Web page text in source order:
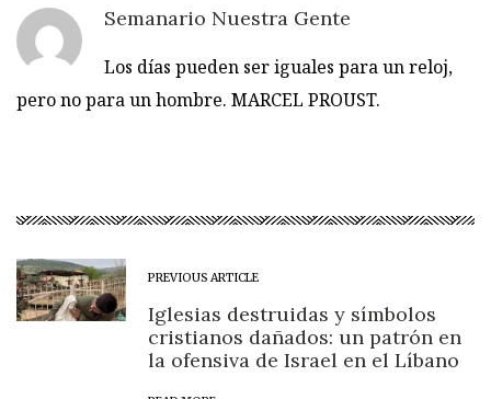
Semanario Nuestra Gente
Los días pueden ser iguales para un reloj,
pero no para un hombre. MARCEL PROUST.
PREVIOUS ARTICLE
Iglesias destruidas y símbolos
cristianos dañados: un patrón en
la ofensiva de Israel en el Líbano